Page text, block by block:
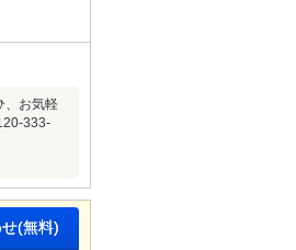
、お気軽
333-
(無料)